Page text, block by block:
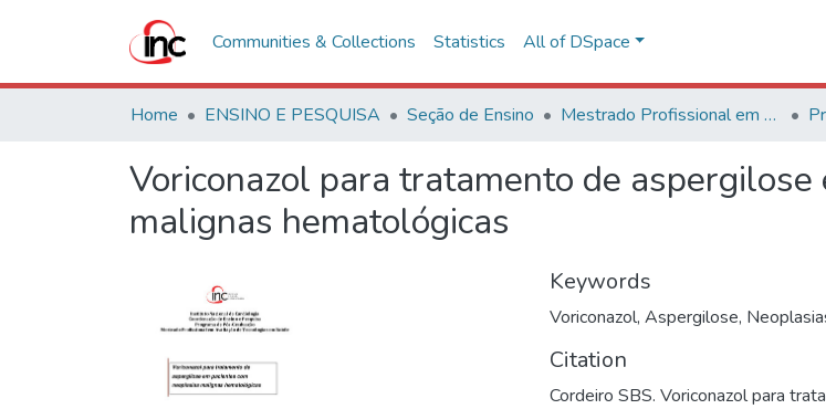
Communities & Collections Statistics All of DSpace
Home ENSINO E PESQUISA Seção de Ensino Mestrado Profissional em Avaliação de Tecnologias em Saúde
Voriconazol para tratamento de
malignas hematológicas
Keywords
Voriconazol, Aspergilose,
Citation
Cordeiro SBS. Voriconazol para